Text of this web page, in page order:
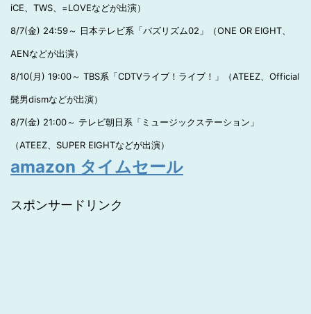
iCE、TWS、=LOVEなどが出演）
8/7(金) 24:59～ 日本テレビ系「バズリズム02」（ONE OR EIGHT、
AENなどが出演）
8/10(月) 19:00～ TBS系「CDTVライブ！ライブ！」（ATEEZ、Official
髭男dismなどが出演）
8/7(金) 21:00～ テレビ朝日系「ミュージックステーション」
（ATEEZ、SUPER EIGHTなどが出演）
amazon タイムセール
スポンサードリンク